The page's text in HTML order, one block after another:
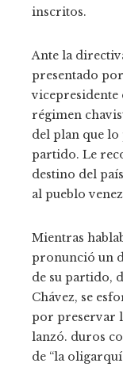
inscritos.
Ante la
presentado
régimen
del plan que
partido. Le
destino del
al pueblo
Mientras
pronunció un
de su partido,
Chávez, se
por preservar
lanzó. duros
de “la